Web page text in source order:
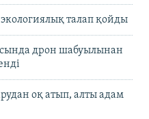
талап қойды
дрон шабуылынан
оқ атып, алты адам